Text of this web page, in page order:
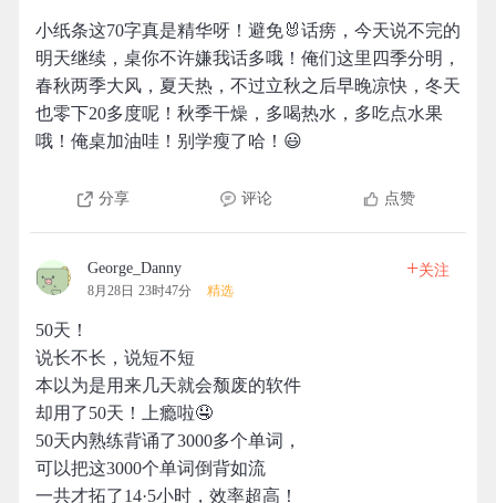
小纸条这70字真是精华呀！避免🐰话痨，今天说不完的
明天继续，桌你不许嫌我话多哦！俺们这里四季分明，
春秋两季大风，夏天热，不过立秋之后早晚凉快，冬天
也零下20多度呢！秋季干燥，多喝热水，多吃点水果
哦！俺桌加油哇！别学瘦了哈！😃
分享 评论 点赞
George_Danny
8月28日 23时47分 精选
+关注
50天！
说长不长，说短不短
本以为是用来几天就会颓废的软件
却用了50天！上瘾啦🤤
50天内熟练背诵了3000多个单词，
可以把这3000个单词倒背如流
一共才拓了14·5小时，效率超高！